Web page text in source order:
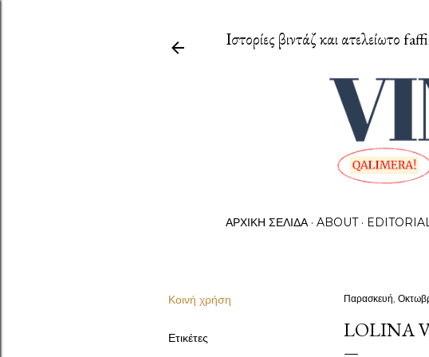
Ιστορίες βιντάζ και ατελείωτο
ΑΡΧΙΚΉ ΣΕΛΊΔΑ ABOUT
Κοινή χρήση
Ετικέτες
Παρασκευή,
LOLINA